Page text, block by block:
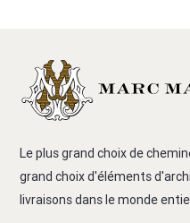
Le plus grand choix de
grand choix d'éléments
livraisons dans le monde